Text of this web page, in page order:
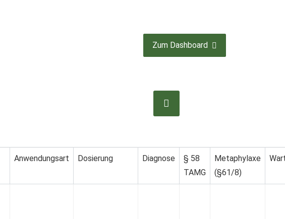
Zum Dashboard
Anwendungsart Dosierung Diagnose
§ 58
TAMG
Metaphylaxe
(§61/8)